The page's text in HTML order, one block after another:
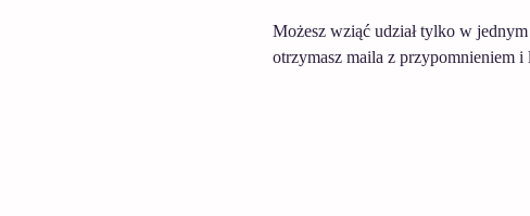
Możesz wziąć udział tylko w
otrzymasz maila z przypomnieniem